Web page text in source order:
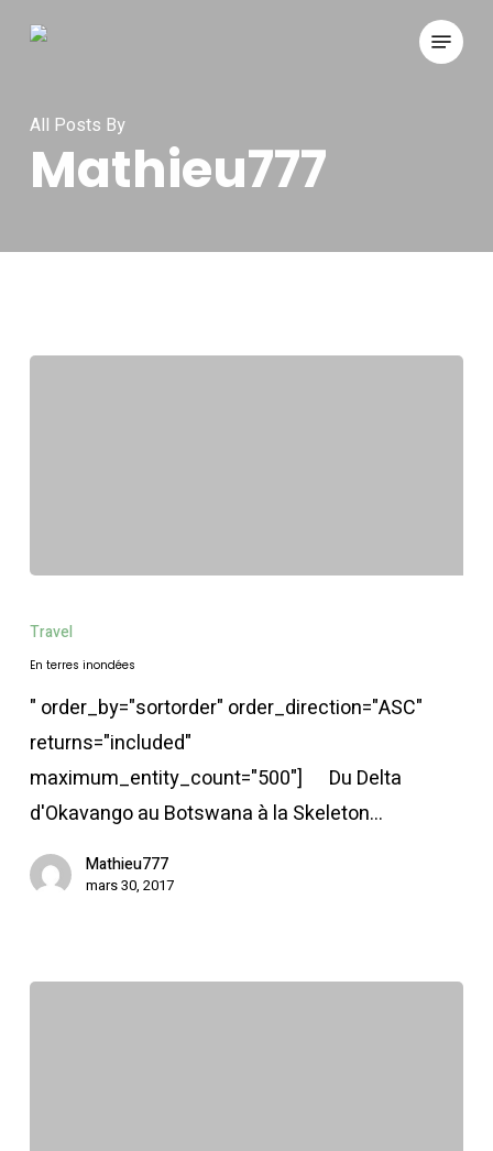
content
Menu
All Posts By
Mathieu777
terres
inondées
Travel
En terres inondées
" order_by="sortorder" order_direction="ASC"
returns="included"
maximum_entity_count="500"] Du Delta
d'Okavango au Botswana à la Skeleton…
Mathieu777
mars 30, 2017